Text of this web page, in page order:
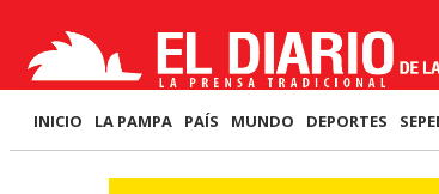
INICIO LA PAMPA PAÍS MUNDO DEPORTES